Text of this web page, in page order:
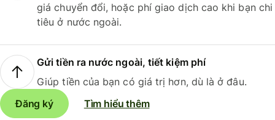
giá chuyển đổi, hoặc phí giao dịch cao khi bạn chi
tiêu ở nước ngoài.
Gửi tiền ra nước ngoài, tiết kiệm phí
Giúp tiền của bạn có giá trị hơn, dù là ở đâu.
Đăng ký
Tìm hiểu thêm